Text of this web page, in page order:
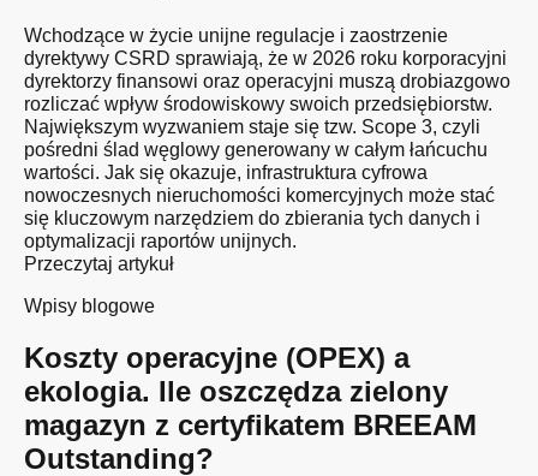
Wchodzące w życie unijne regulacje i zaostrzenie
dyrektywy CSRD sprawiają, że w 2026 roku korporacyjni
dyrektorzy finansowi oraz operacyjni muszą drobiazgowo
rozliczać wpływ środowiskowy swoich przedsiębiorstw.
Największym wyzwaniem staje się tzw. Scope 3, czyli
pośredni ślad węglowy generowany w całym łańcuchu
wartości. Jak się okazuje, infrastruktura cyfrowa
nowoczesnych nieruchomości komercyjnych może stać
się kluczowym narzędziem do zbierania tych danych i
optymalizacji raportów unijnych.
Przeczytaj artykuł
Wpisy blogowe
Koszty operacyjne (OPEX) a
ekologia. Ile oszczędza zielony
magazyn z certyfikatem BREEAM
Outstanding?